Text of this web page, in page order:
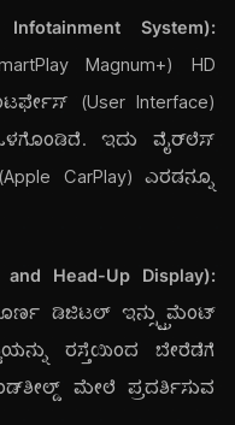
System):
Magnum+) HD
(User Interface)
ಒಳಗೊಂಡಿದೆ. ಇದು ವೈರ್‌ಲೆಸ್
CarPlay) ಎರಡನ್ನೂ
Head-Up Display):
ಡಿಜಿಟಲ್ ಇನ್ಸ್ಟ್ರುಮೆಂಟ್
ರಸ್ತೆಯಿಂದ ಬೇರೆಡೆಗೆ
ಮೇಲೆ ಪ್ರದರ್ಶಿಸುವ